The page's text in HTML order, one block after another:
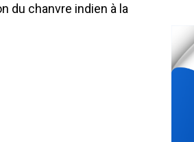
du chanvre indien à la